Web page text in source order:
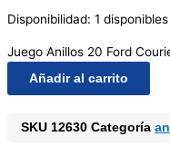
Disponibilidad: 1 disponibles
Juego Anillos 20 Ford
Añadir al carrito
SKU 12630 Categoría